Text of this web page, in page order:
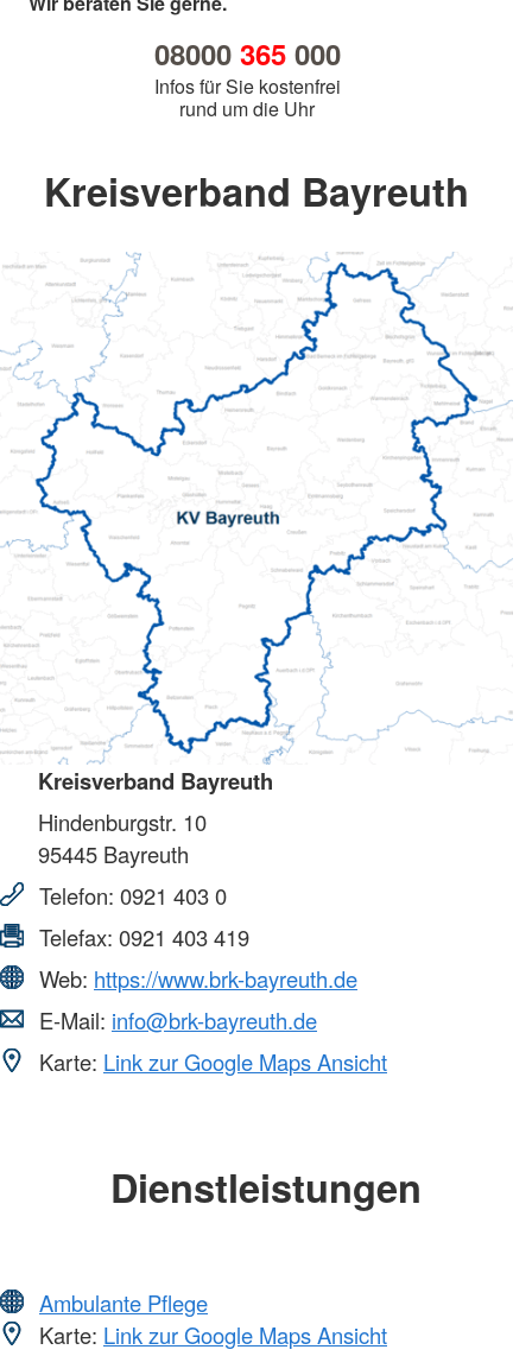
08000 365000
Infos für Sie kostenfrei
rund um die Uhr
Kreisverband Bayreuth
Kreisverband Bayreuth
Hindenburgstr. 10
95445 Bayreuth
Telefon: 0921 403 0
Telefax: 0921 403 419
Web: https://www.brk-bayreuth.de
E-Mail: info@brk-bayreuth.de
Karte: Link zur Google Maps Ansicht
Dienstleistungen
Ambulante Pflege
Karte: Link zur Google Maps Ansicht